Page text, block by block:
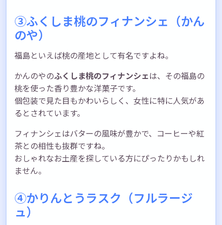
③ふくしま桃のフィナンシェ（かん
のや）
福島といえば桃の産地として有名ですよね。
かんのやのふくしま桃のフィナンシェは、その福島の
桃を使った香り豊かな洋菓子です。
個包装で見た目もかわいらしく、女性に特に人気があ
るとされています。
フィナンシェはバターの風味が豊かで、コーヒーや紅
茶との相性も抜群ですね。
おしゃれなお土産を探している方にぴったりかもしれ
ません。
④かりんとうラスク（フルラージ
ュ）